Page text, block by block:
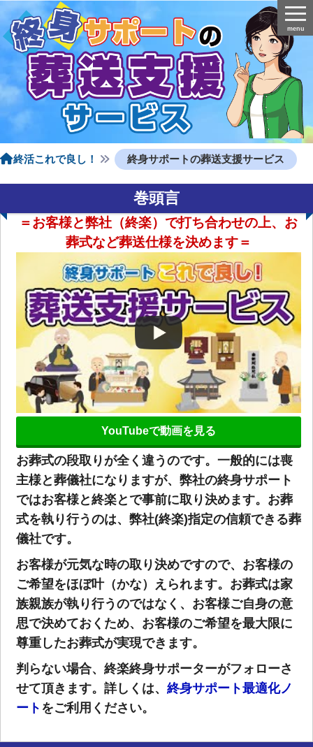
menu
終活これで良し！ 終身サポートの葬送支援サービス
巻頭言
＝お客様と弊社（終楽）で打ち合わせの上、お
葬式など葬送仕様を決めます＝
YouTubeで動画を見る
お葬式の段取りが全く違うのです。一般的には喪
主様と葬儀社になりますが、弊社の終身サポート
ではお客様と終楽とで事前に取り決めます。お葬
式を執り行うのは、弊社(終楽)指定の信頼できる葬
儀社です。
お客様が元気な時の取り決めですので、お客様の
ご希望をほぼ叶（かな）えられます。お葬式は家
族親族が執り行うのではなく、お客様ご自身の意
思で決めておくため、お客様のご希望を最大限に
尊重したお葬式が実現できます。
判らない場合、終楽終身サポーターがフォローさ
せて頂きます。詳しくは、 終身サポート最適化ノ
ート をご利用ください。